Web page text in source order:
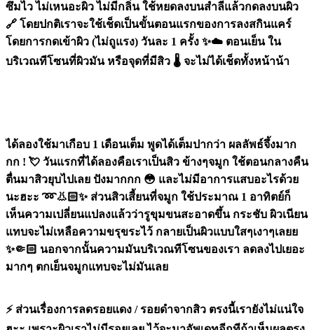
ซึมไว ไม่เหนอะผิว ไม่มีกลิ่น ใช้หยดลงบนสำลีแล้วกดลงบนผิว
🔗 โดยปกติเราจะใช้เช็ดเป็นขั้นตอนแรกของการลงสกินแคร์
โดยการกดเข้าผิว (ไม่ถูแรง) วันละ 1 ครั้ง ✨☁️ ตอนเย็น ใน
บริเวณทีโซนที่ผิวมัน หรือจุดที่มีสิว 🌡 จะไม่ได้เช็ดทั้งหน้าน้า
ได้ลองใช้มาเกือบ 1 เดือนเต็ม พูดได้เต็มปากว่า ผลลัพธ์จึ้งมาก
กก ! 💘 วันแรกที่ได้ลองคือเราเป็นสิว ข้างๆจมูก ใช้ตอนกลางคืน
ตื่นมาสิวยุบไปเลย ปังมากกก 😳 และไม่มีอาการแสบอะไรด้วย
นะฮะะ ➿👃🏻✨ ส่วนสิวเสี้ยนที่จมูก ใช้ประมาณ 1 อาทิตย์ก็
เห็นความเปลี่ยนแปลงแล้วว่ารูขุมขนสะอาดขึ้น กระชับ ผิวเนียน
แทบจะไม่เหลือความขรุขระไว้ กลายเป็นผิวแบบใสๆเงาๆเลยย
✨🤏🏻 นอกจากนั้นความมันบริเวณทีโซนของเรา ลดลงไปเยอะ
มากๆ ตกเย็นจมูกแทบจะไม่มันเลย
⚡️ ส่วนเรื่องการลดรอยแดง / รอยดำจากสิว ตรงนี้เรายังไม่แน่ใจ